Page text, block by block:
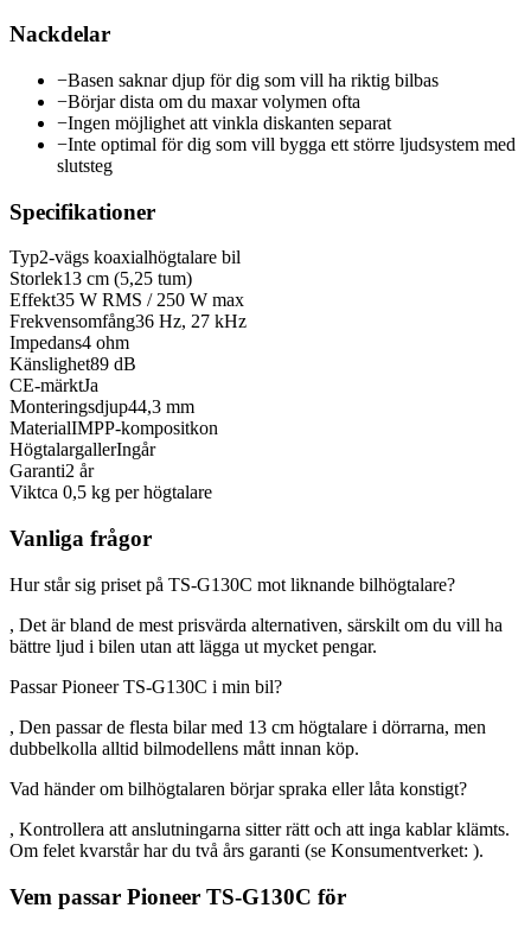
Nackdelar
−Basen saknar djup för dig som vill ha riktig bilbas
−Börjar dista om du maxar volymen ofta
−Ingen möjlighet att vinkla diskanten separat
−Inte optimal för dig som vill bygga ett större ljudsystem med
slutsteg
Specifikationer
Typ2-vägs koaxialhögtalare bil
Storlek13 cm (5,25 tum)
Effekt35 W RMS / 250 W max
Frekvensomfång36 Hz, 27 kHz
Impedans4 ohm
Känslighet89 dB
CE-märktJa
Monteringsdjup44,3 mm
MaterialIMPP-kompositkon
HögtalargallerIngår
Garanti2 år
Viktca 0,5 kg per högtalare
Vanliga frågor
Hur står sig priset på TS-G130C mot liknande bilhögtalare?
, Det är bland de mest prisvärda alternativen, särskilt om du vill ha
bättre ljud i bilen utan att lägga ut mycket pengar.
Passar Pioneer TS-G130C i min bil?
, Den passar de flesta bilar med 13 cm högtalare i dörrarna, men
dubbelkolla alltid bilmodellens mått innan köp.
Vad händer om bilhögtalaren börjar spraka eller låta konstigt?
, Kontrollera att anslutningarna sitter rätt och att inga kablar klämts.
Om felet kvarstår har du två års garanti (se Konsumentverket: ).
Vem passar Pioneer TS-G130C för